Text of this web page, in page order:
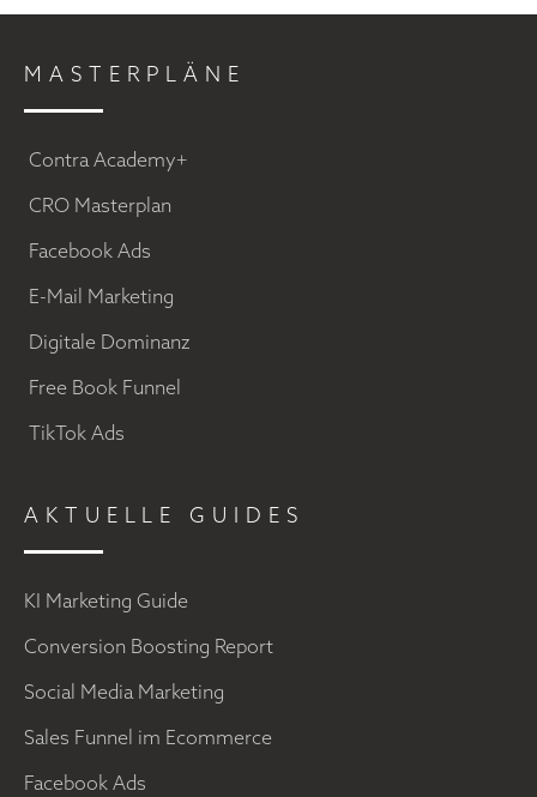
MASTERPLÄNE
Contra Academy+
CRO Masterplan
Facebook Ads
E-Mail Marketing
Digitale Dominanz
Free Book Funnel
TikTok Ads
AKTUELLE GUIDES
KI Marketing Guide
Conversion Boosting Report
Social Media Marketing
Sales Funnel im Ecommerce
Facebook Ads